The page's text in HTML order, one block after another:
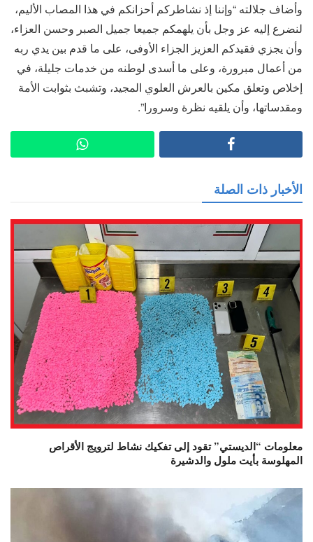
وأضاف جلالته “وإننا إذ نشاطركم أحزانكم في هذا المصاب الأليم،
لنضرع إليه عز وجل بأن يلهمكم جميعا جميل الصبر وحسن العزاء،
وأن يجزي فقيدكم العزيز الجزاء الأوفى، على ما قدم بين يدي ربه
من أعمال مبرورة، وعلى ما أسدى لوطنه من خدمات جليلة، في
إخلاص وتعلق مكين بالعرش العلوي المجيد، وتشبث بثوابت الأمة
ومقدساتها، وأن يلقيه نظرة وسرورا”.
الأخبار ذات الصلة
معلومات “الديستي” تقود إلى تفكيك نشاط لترويج الأقراص
المهلوسة بأيت ملول والدشيرة